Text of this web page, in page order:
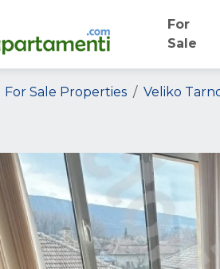
For
Sale
For Sale Properties Veliko